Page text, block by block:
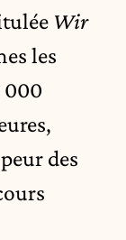
Wir
les
000
des